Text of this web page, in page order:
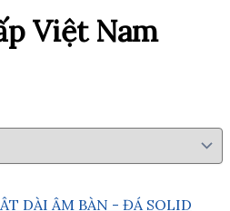
Việt Nam